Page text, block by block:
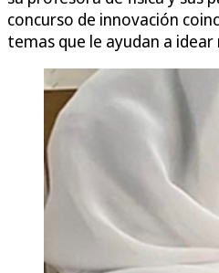
concurso de innovación
temas que le ayudan a